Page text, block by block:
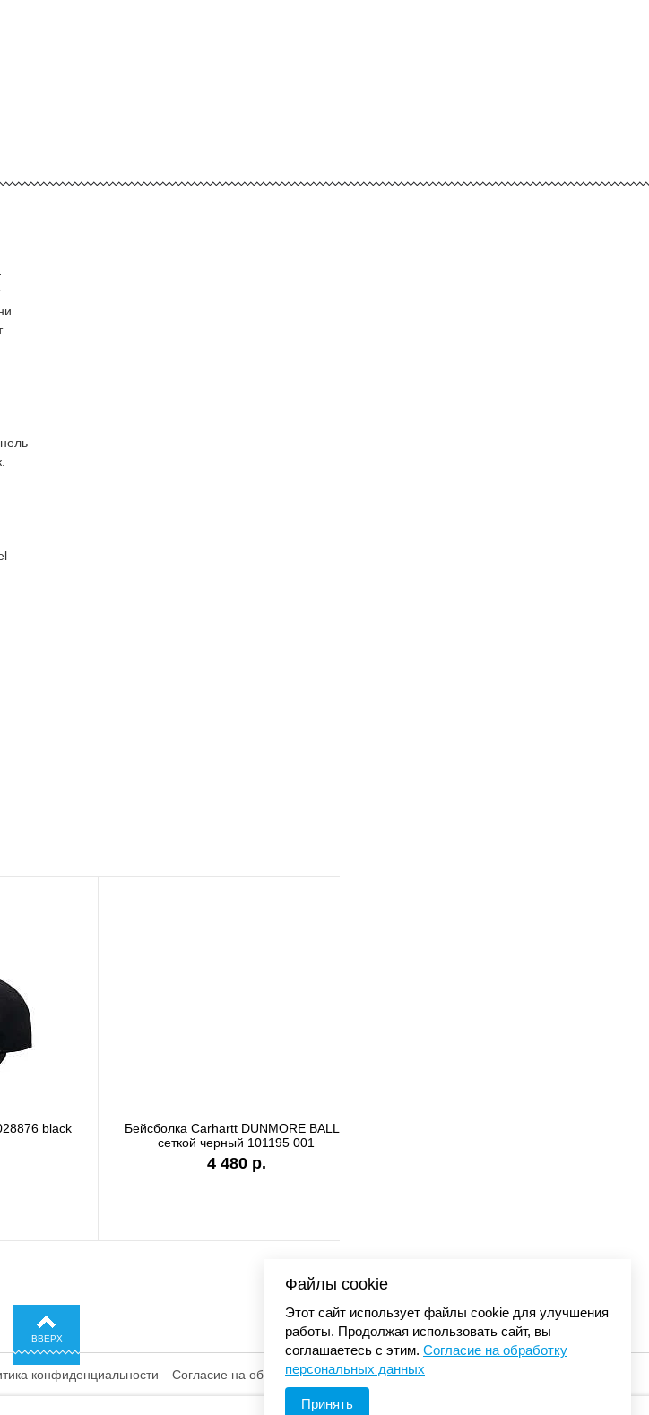
—
Бейсболка Carhartt DUNMORE BALL с
сеткой черный 101195 001
4 480 р.
ВВЕРХ
© «Элемент». 2013-2026 Все права защищены.
конфиденциальности Согласие на обработку
Файлы cookie
Этот сайт использует файлы cookie для улучшения
работы. Продолжая использовать сайт, вы
соглашаетесь с этим. Согласие на обработку
персональных данных
Принять